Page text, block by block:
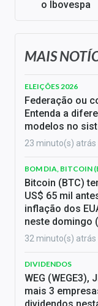
o Ibovespa
MAIS
ELEIÇÕES 2026
Federação ou
Entenda a
modelos no
23 minuto(s) atrás
BOM DIA, BITCOIN
Bitcoin (BTC)
US$ 65 mil
inflação dos
neste domingo
32 minuto(s) atrás
DIVIDENDOS
WEG (WEGE3),
mais 3